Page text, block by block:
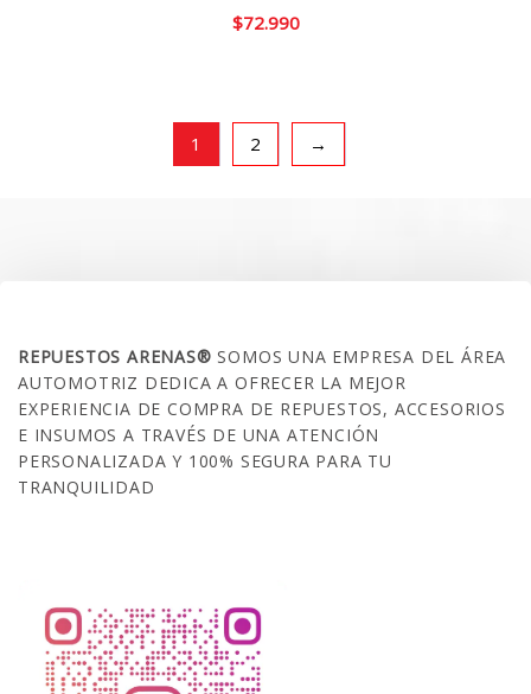
$72.990
1 2 →
REPUESTOS ARENAS®SOMOS UNA EMPRESA DEL ÁREA
AUTOMOTRIZ DEDICA A OFRECER LA MEJOR
EXPERIENCIA DE COMPRA DE REPUESTOS, ACCESORIOS
E INSUMOS A TRAVÉS DE UNA ATENCIÓN
PERSONALIZADA Y 100% SEGURA PARA TU
TRANQUILIDAD